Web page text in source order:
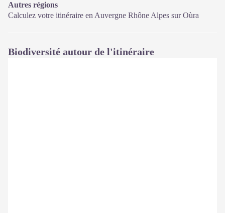
Autres régions
Calculez votre itinéraire en Auvergne Rhône Alpes surOùra
Biodiversité autour de l'itinéraire